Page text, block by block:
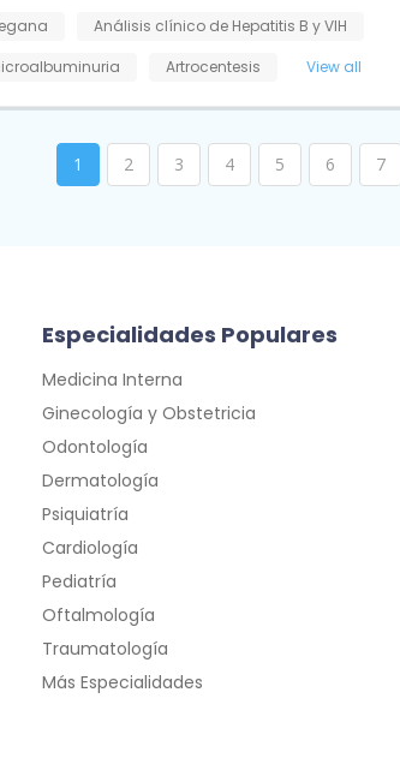
Análisis clínico de Hepatitis B y VIH
Artrocentesis View all
1 2 3 4 5 6 7
Especialidades Populares
Medicina Interna
Ginecología y Obstetricia
Odontología
Dermatología
Psiquiatría
Cardiología
Pediatría
Oftalmología
Traumatología
Más Especialidades